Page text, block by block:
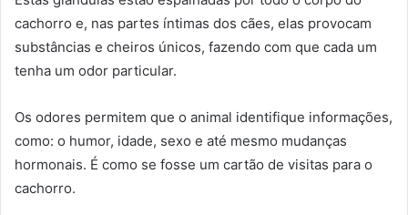
cachorro e, nas partes íntimas dos cães, elas provocam
substâncias e cheiros únicos, fazendo com que cada um
tenha um odor particular.
Os odores permitem que o animal identifique informações,
como: o humor, idade, sexo e até mesmo mudanças
hormonais. É como se fosse um cartão de visitas para o
cachorro.